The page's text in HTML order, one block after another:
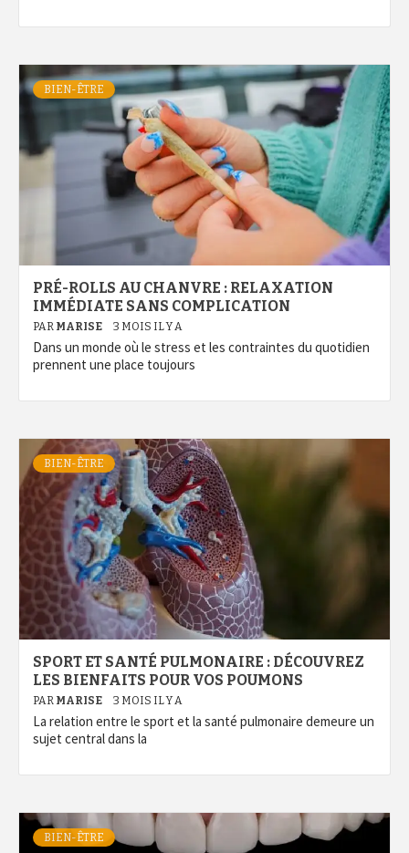
BIEN-ÊTRE
PRÉ-ROLLS AU CHANVRE : RELAXATION
IMMÉDIATE SANS COMPLICATION
PAR MARISE 3 MOIS IL Y A
Dans un monde où le stress et les contraintes du quotidien
prennent une place toujours
BIEN-ÊTRE
SPORT ET SANTÉ PULMONAIRE : DÉCOUVREZ
LES BIENFAITS POUR VOS POUMONS
PAR MARISE 3 MOIS IL Y A
La relation entre le sport et la santé pulmonaire demeure un
sujet central dans la
BIEN-ÊTRE